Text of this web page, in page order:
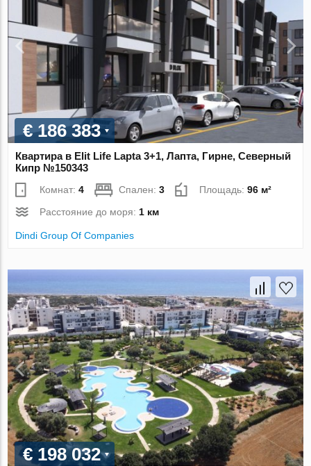
€ 186 383
Квартира в Elit Life Lapta 3+1, Лапта, Гирне, Северный
Кипр №150343
Комнат:4 Спален:3 Площадь:96 м²
Расстояние до моря:1 км
Dindi Group Of Companies
€ 198 032